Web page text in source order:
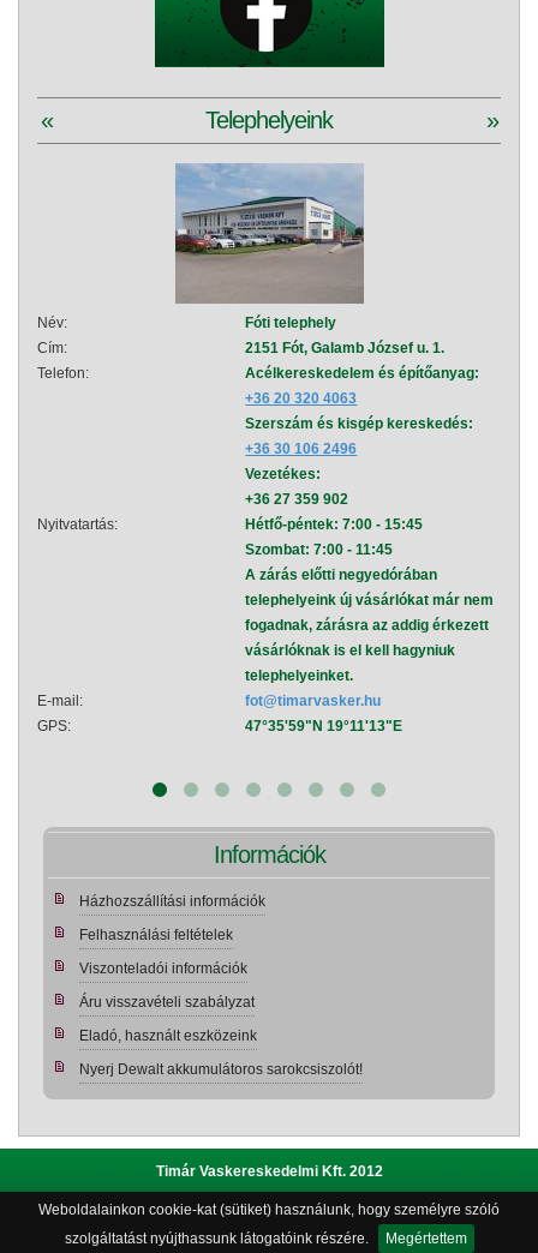
Weboldalainkon cookie-kat (sütiket) használunk, hogy személyre szóló
szolgáltatást nyújthassunk látogatóink részére.
Megértettem
Telephelyeink
« »
Név:
Fóti telephely
Cím:
2151 Fót, Galamb József u. 1.
Telefon:
Acélkereskedelem és építőanyag:
+36 20 320 4063
Szerszám és kisgép kereskedés:
+36 30 106 2496
Vezetékes:
+36 27 359 902
Nyitvatartás:
Hétfő-péntek: 7:00 - 15:45
Szombat: 7:00 - 11:45
A zárás előtti negyedórában
telephelyeink új vásárlókat már nem
fogadnak, zárásra az addig érkezett
vásárlóknak is el kell hagyniuk
telephelyeinket.
E-mail:
fot@timarvasker.hu
GPS:
47°35'59"N 19°11'13"E
Információk
Házhozszállítási információk
Felhasználási feltételek
Viszonteladói információk
Áru visszavételi szabályzat
Eladó, használt eszközeink
Nyerj Dewalt akkumulátoros sarokcsiszolót!
Timár Vaskereskedelmi Kft. 2012
Adatvédelmi szabályzat|Bemutatkozás|Impresszum|